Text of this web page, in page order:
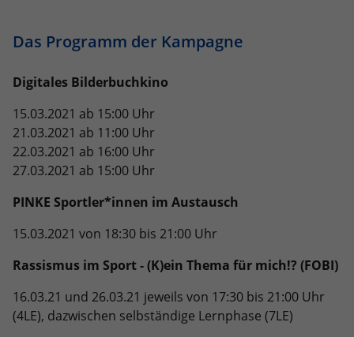
Das Programm der Kampagne
Digitales Bilderbuchkino
15.03.2021 ab 15:00 Uhr
21.03.2021 ab 11:00 Uhr
22.03.2021 ab 16:00 Uhr
27.03.2021 ab 15:00 Uhr
PINKE Sportler*innen im Austausch
15.03.2021 von 18:30 bis 21:00 Uhr
Rassismus im Sport - (K)ein Thema für mich!? (FOBI)
16.03.21 und 26.03.21 jeweils von 17:30 bis 21:00 Uhr
(4LE), dazwischen selbständige Lernphase (7LE)
zu erhalten.